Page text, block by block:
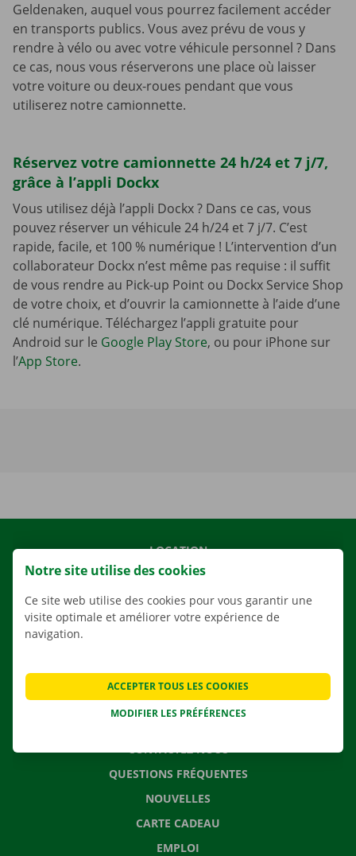
Geldenaken, auquel vous pourrez facilement accéder
en transports publics. Vous avez prévu de vous y
rendre à vélo ou avec votre véhicule personnel ? Dans
ce cas, nous vous réserverons une place où laisser
votre voiture ou deux-roues pendant que vous
utiliserez notre camionnette.
Réservez votre camionnette 24 h/24 et 7 j/7,
grâce à l’appli Dockx
Vous utilisez déjà l’appli Dockx ? Dans ce cas, vous
pouvez réserver un véhicule 24 h/24 et 7 j/7. C’est
rapide, facile, et 100 % numérique ! L’intervention d’un
collaborateur Dockx n’est même pas requise : il suffit
de vous rendre au Pick-up Point ou Dockx Service Shop
de votre choix, et d’ouvrir la camionnette à l’aide d’une
clé numérique. Téléchargez l’appli gratuite pour
Android sur le Google Play Store, ou pour iPhone sur
l’App Store.
LOCATION
NOS VÉHICULES
NOS SERVICES
AGENCES
SOLUTIONS DE DÉMÉNAGEMENT
CONTACTEZ NOUS
QUESTIONS FRÉQUENTES
NOUVELLES
CARTE CADEAU
EMPLOI
Notre site utilise des cookies
Ce site web utilise des cookies pour vous garantir une
visite optimale et améliorer votre expérience de
navigation.
MODIFIER LES PRÉFÉRENCES
ACCEPTER TOUS LES COOKIES